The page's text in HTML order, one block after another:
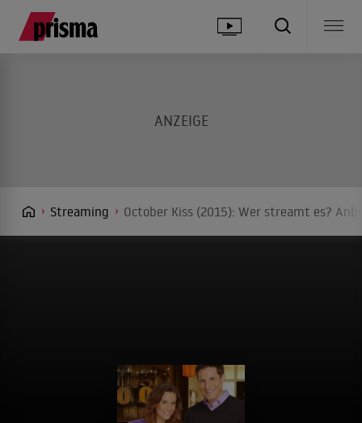
Streaming October Kiss (2015): Wer streamt es?